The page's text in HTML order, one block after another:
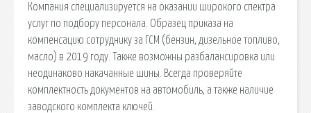
Компания специализируется на оказании широкого спектра
услуг по подбору персонала. Образец приказа на
компенсацию сотруднику за ГСМ (бензин, дизельное топливо,
масло) в 2019 году. Также возможны разбалансировка или
неодинаково накачанные шины. Всегда проверяйте
комплектность документов на автомобиль, а также наличие
заводского комплекта ключей.